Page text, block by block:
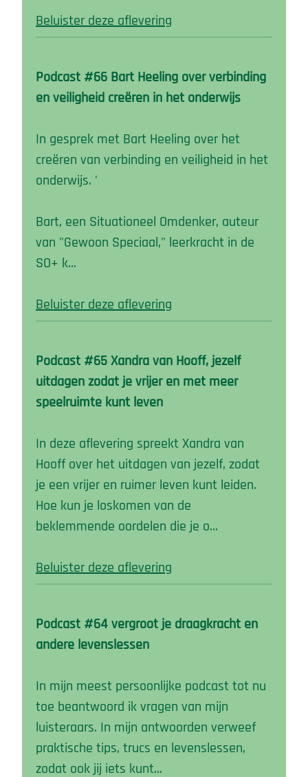
Beluister deze aflevering
Podcast #66 Bart Heeling over verbinding
en veiligheid creëren in het onderwijs
In gesprek met Bart Heeling over het
creëren van verbinding en veiligheid in het
onderwijs. '
Bart, een Situationeel Omdenker, auteur
van "Gewoon Speciaal," leerkracht in de
SO+ k…
Beluister deze aflevering
Podcast #65 Xandra van Hooff, jezelf
uitdagen zodat je vrijer en met meer
speelruimte kunt leven
In deze aflevering spreekt Xandra van
Hooff over het uitdagen van jezelf, zodat
je een vrijer en ruimer leven kunt leiden.
Hoe kun je loskomen van de
beklemmende oordelen die je o…
Beluister deze aflevering
Podcast #64 vergroot je draagkracht en
andere levenslessen
In mijn meest persoonlijke podcast tot nu
toe beantwoord ik vragen van mijn
luisteraars. In mijn antwoorden verweef
praktische tips, trucs en levenslessen,
zodat ook jij iets kunt…